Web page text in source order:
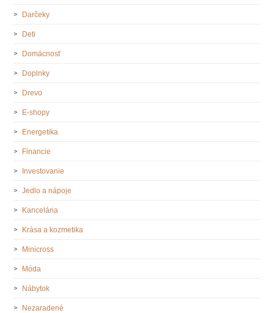
Darčeky
Deti
Domácnosť
Doplnky
Drevo
E-shopy
Energetika
Financie
Investovanie
Jedlo a nápoje
Kancelária
Krása a kozmetika
Minicross
Móda
Nábytok
Nezaradené